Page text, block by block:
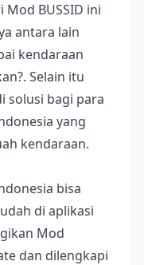
BUSSID ini
antara lain
kendaraan
Selain itu
solusi bagi para
yang
kendaraan.
bisa
di aplikasi
Mod
dan dilengkapi